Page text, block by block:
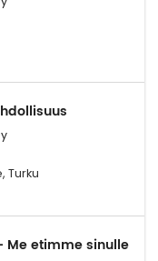
Turku
Me etimme sinulle